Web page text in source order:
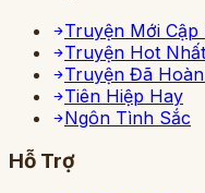
Truyện Mới Cập
Truyện Hot Nhất
Truyện Đã
Tiên Hiệp Hay
Ngôn Tình Sắc
Hỗ Trợ